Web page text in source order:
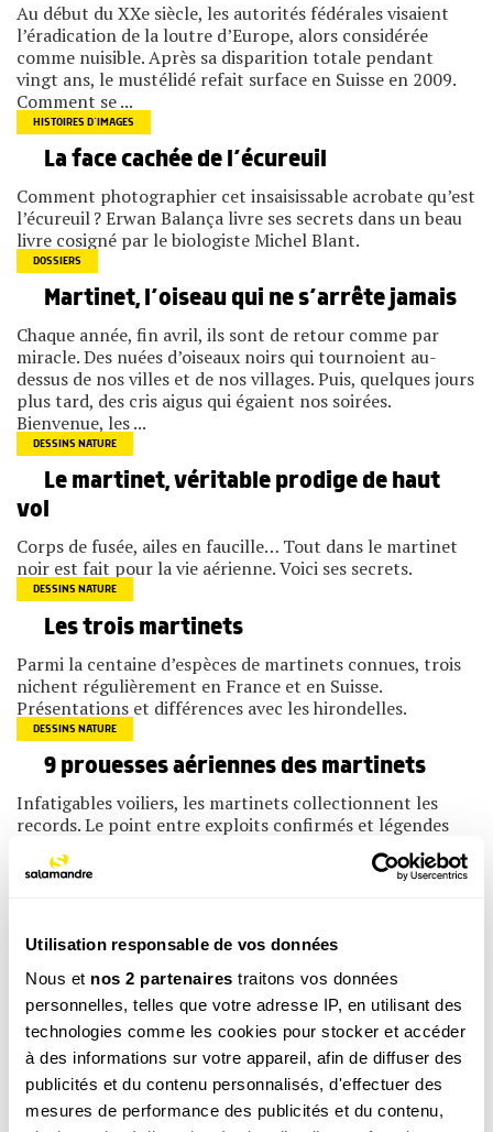
Utilisation responsable de vos données
Nous et nos 2 partenaires traitons vos données
personnelles, telles que votre adresse IP, en utilisant des
technologies comme les cookies pour stocker et accéder
à des informations sur votre appareil, afin de diffuser des
publicités et du contenu personnalisés, d'effectuer des
mesures de performance des publicités et du contenu,
Au début du XXe siècle, les autorités fédérales visaient
l’éradication de la loutre d’Europe, alors considérée
comme nuisible. Après sa disparition totale pendant
vingt ans, le mustélidé refait surface en Suisse en 2009.
Comment se ...
HISTOIRES D’IMAGES
La face cachée de l’écureuil
Comment photographier cet insaisissable acrobate qu’est
l’écureuil ? Erwan Balança livre ses secrets dans un beau
livre cosigné par le biologiste Michel Blant.
DOSSIERS
Martinet, l’oiseau qui ne s’arrête jamais
Chaque année, fin avril, ils sont de retour comme par
miracle. Des nuées d’oiseaux noirs qui tournoient au-
dessus de nos villes et de nos villages. Puis, quelques jours
plus tard, des cris aigus qui égaient nos soirées.
Bienvenue, les ...
DESSINS NATURE
Le martinet, véritable prodige de haut
vol
Corps de fusée, ailes en faucille… Tout dans le martinet
noir est fait pour la vie aérienne. Voici ses secrets.
DESSINS NATURE
Les trois martinets
Parmi la centaine d’espèces de martinets connues, trois
nichent régulièrement en France et en Suisse.
Présentations et différences avec les hirondelles.
DESSINS NATURE
9 prouesses aériennes des martinets
Infatigables voiliers, les martinets collectionnent les
records. Le point entre exploits confirmés et légendes
ornithologiques avec les images de Jean-François
Cornuet.
puis disparaissent. Réponses de José Haba Rubio,
spécialiste du sommeil.
PHOTOS
Brise & Azur, un couple de martinets suivi
par une webcam